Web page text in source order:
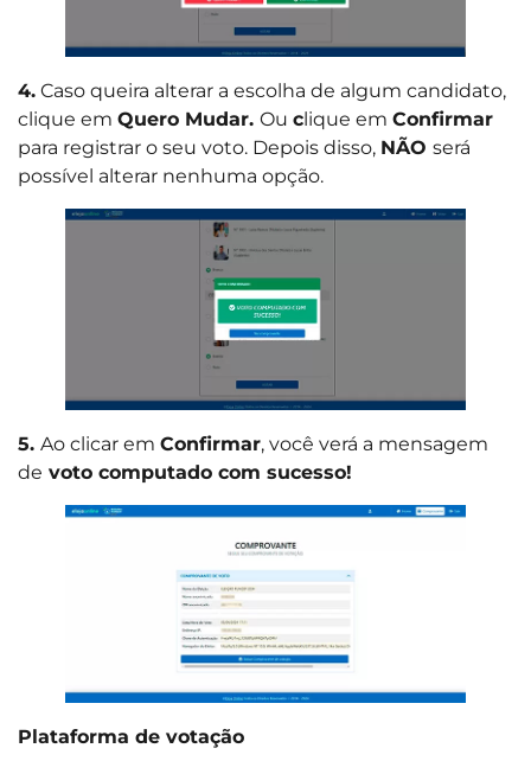
4. Caso queira alterar a escolha de algum candidato,
clique em Quero Mudar. Ou clique em Confirmar
para registrar o seu voto. Depois disso, NÃO será
possível alterar nenhuma opção.
5. Ao clicar em Confirmar, você verá a mensagem
de voto computado com sucesso!
Plataforma de votação